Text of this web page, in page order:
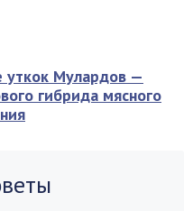
уткок Мулардов —
гибрида мясного